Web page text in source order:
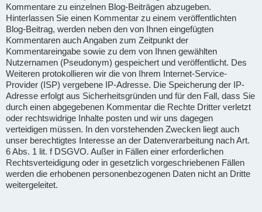
Kommentare zu einzelnen Blog-Beiträgen abzugeben.
Hinterlassen Sie einen Kommentar zu einem veröffentlichten
Blog-Beitrag, werden neben den von Ihnen eingefügten
Kommentaren auch Angaben zum Zeitpunkt der
Kommentareingabe sowie zu dem von Ihnen gewählten
Nutzernamen (Pseudonym) gespeichert und veröffentlicht. Des
Weiteren protokollieren wir die von Ihrem Internet-Service-
Provider (ISP) vergebene IP-Adresse. Die Speicherung der IP-
Adresse erfolgt aus Sicherheitsgründen und für den Fall, dass Sie
durch einen abgegebenen Kommentar die Rechte Dritter verletzt
oder rechtswidrige Inhalte posten und wir uns dagegen
verteidigen müssen. In den vorstehenden Zwecken liegt auch
unser berechtigtes Interesse an der Datenverarbeitung nach Art.
6 Abs. 1 lit. f DSGVO. Außer in Fällen einer erforderlichen
Rechtsverteidigung oder in gesetzlich vorgeschriebenen Fällen
werden die erhobenen personenbezogenen Daten nicht an Dritte
weitergeleitet.